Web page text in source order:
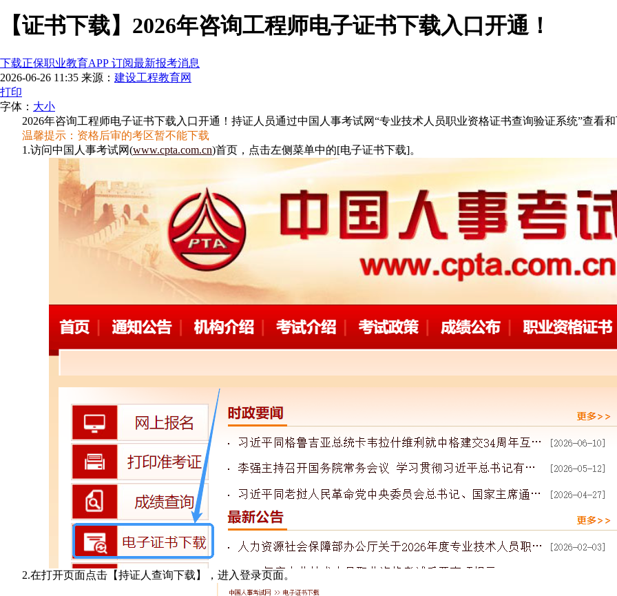
【证书下载】2026年咨询工程师电子证书下载入口开通！
下载正保职业教育APP 订阅最新报考消息
2026-06-26 11:35 来源： 建设工程教育网
打印
字体： 大小
2026年咨询工程师电子证书下载入口开通！持证人员通过中国人事考试网“专业技术人员职业资格证书查询验证系统”查看
温馨提示：资格后审的考区暂不能下载
1.访问中国人事考试网(www.cpta.com.cn)首页，点击左侧菜单中的[电子证书下载]。
2.在打开页面点击【持证人查询下载】， 进入登录页面。